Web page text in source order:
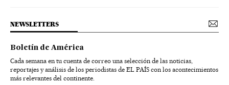
NEWSLETTERS
Boletín de América
Cada semana en tu cuenta de correo una selección de las noticias,
reportajes y análisis de los periodistas de EL PAÍS con los acontecimientos
más relevantes del continente.